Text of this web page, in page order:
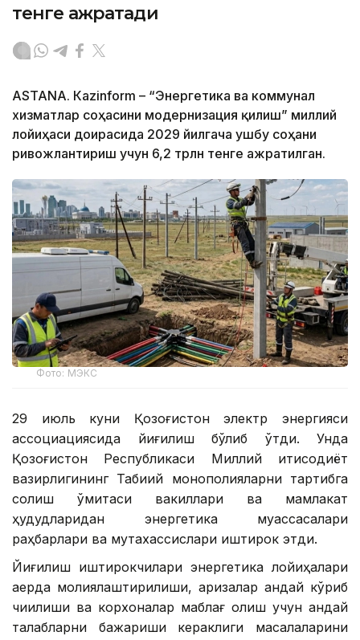
тенге ажратади
ASTANА. Кazinform – “Энергетика ва коммунал
хизматлар соҳасини модернизация қилиш” миллий
лойиҳаси доирасида 2029 йилгача ушбу соҳани
ривожлантириш учун 6,2 трлн тенге ажратилган.
Фото: МЭКС
29 июль куни Қозоғистон электр энергияси
ассоциациясида йиғилиш бўлиб ўтди. Унда
Қозоғистон Республикаси Миллий иқтисодиёт
вазирлигининг Табиий монополияларни тартибга
солиш қўмитаси вакиллари ва мамлакат
ҳудудларидан энергетика муассасалари
раҳбарлари ва мутахассислари иштирок этди.
Йиғилиш иштирокчилари энергетика лойиҳалари
қаерда молиялаштирилиши, аризалар қандай кўриб
чиқилиши ва корхоналар маблағ олиш учун қандай
талабларни бажариши кераклиги масалаларини